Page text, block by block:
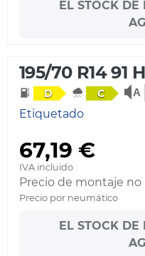
EL STOCK DE
195/70 R14 91 H
D C
Etiquetado
67,19 €
IVA incluido
Precio de montaje
Precio por neumático
EL STOCK DE